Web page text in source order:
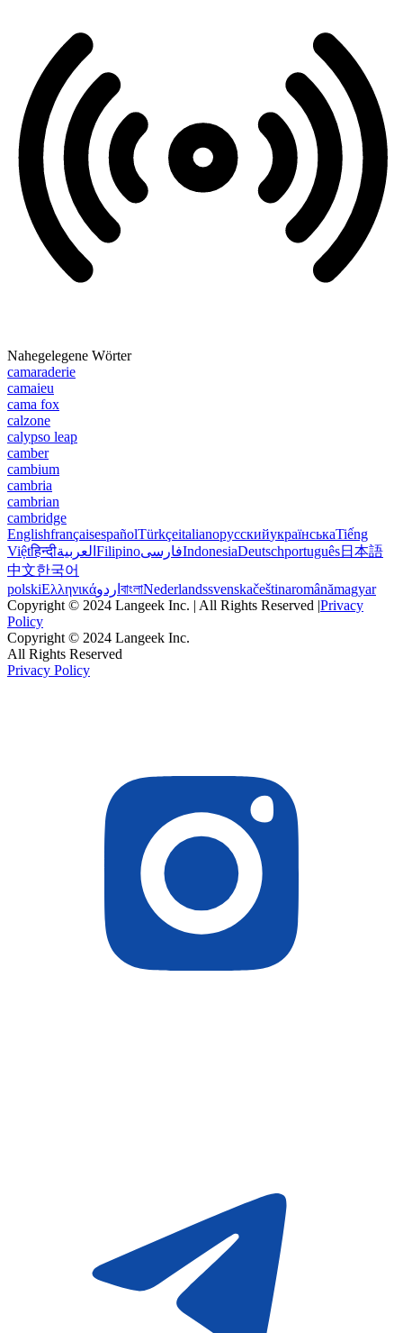
Nahegelegene Wörter
camaraderie
camaieu
cama fox
calzone
calypso leap
camber
cambium
cambria
cambrian
cambridge
EnglishfrançaisespañolTürkçeitalianoрусскийукраїнськаTiếng
Việtहिन्दीالعربية FilipinoفارسیIndonesiaDeutschportuguês日本語
中文한국어
polskiΕλληνικάاردو বাংলাNederlandssvenskačeštinaromânămagyar
Copyright © 2024 Langeek Inc. | All Rights Reserved |Privacy
Policy
Copyright © 2024 Langeek Inc.
All Rights Reserved
Privacy Policy